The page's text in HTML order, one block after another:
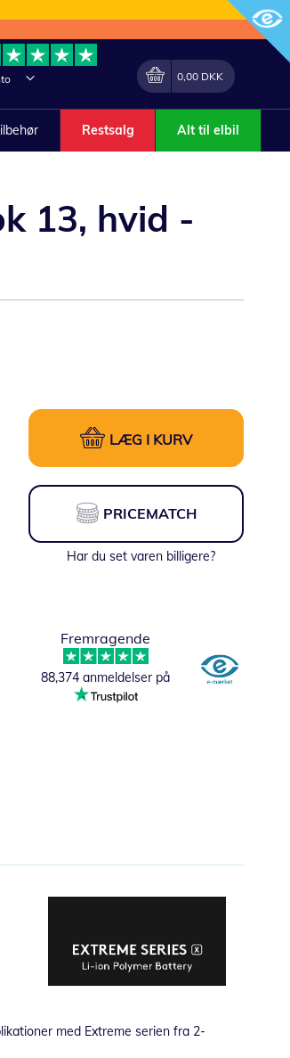
Lave
Min indkøbskurv
0,00 DKK
Restsalg Alt til elbil
13, hvid -
LÆG I KURV
PRICEMATCH
Har du set varen billigere?
Fremragende
88,374 anmeldelser på
med Extreme serien fra 2-